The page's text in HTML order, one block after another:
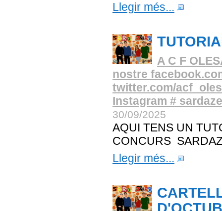
Llegir més...
A C F
nostre
twitter.com/
Instagram #
30/09/2025
AQUI TENS UN
CONCURS
Llegir més...